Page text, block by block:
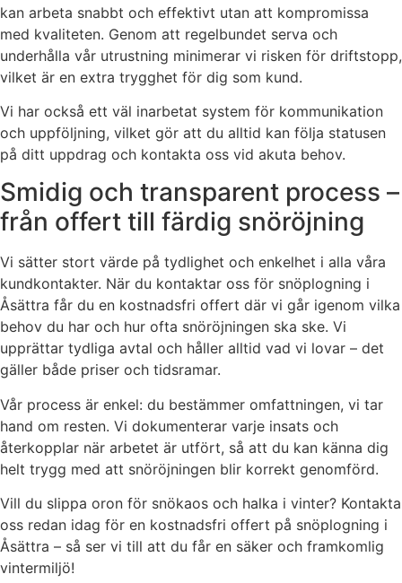
kan arbeta snabbt och effektivt utan att kompromissa
med kvaliteten. Genom att regelbundet serva och
underhålla vår utrustning minimerar vi risken för driftstopp,
vilket är en extra trygghet för dig som kund.
Vi har också ett väl inarbetat system för kommunikation
och uppföljning, vilket gör att du alltid kan följa statusen
på ditt uppdrag och kontakta oss vid akuta behov.
Smidig och transparent process –
från offert till färdig snöröjning
Vi sätter stort värde på tydlighet och enkelhet i alla våra
kundkontakter. När du kontaktar oss för snöplogning i
Åsättra får du en kostnadsfri offert där vi går igenom vilka
behov du har och hur ofta snöröjningen ska ske. Vi
upprättar tydliga avtal och håller alltid vad vi lovar – det
gäller både priser och tidsramar.
Vår process är enkel: du bestämmer omfattningen, vi tar
hand om resten. Vi dokumenterar varje insats och
återkopplar när arbetet är utfört, så att du kan känna dig
helt trygg med att snöröjningen blir korrekt genomförd.
Vill du slippa oron för snökaos och halka i vinter? Kontakta
oss redan idag för en kostnadsfri offert på snöplogning i
Åsättra – så ser vi till att du får en säker och framkomlig
vintermiljö!